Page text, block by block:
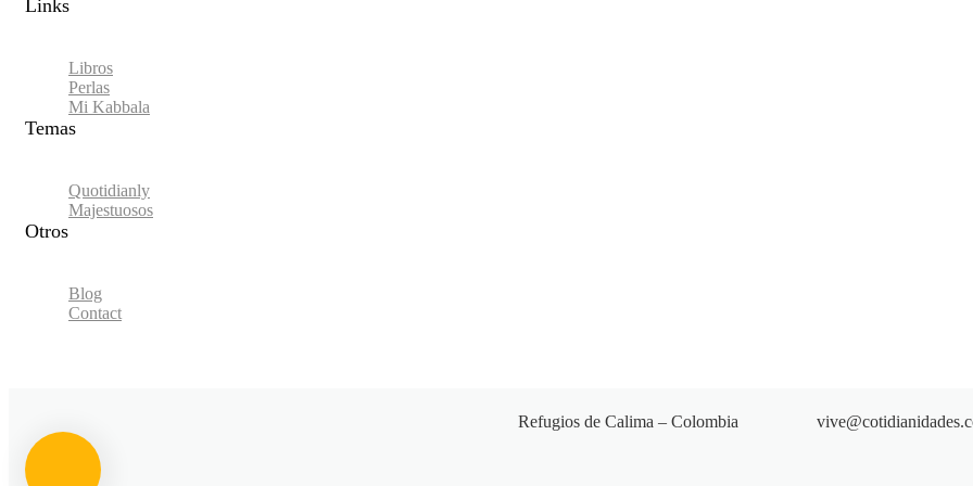
Links​
Libros
Perlas
Mi Kabbala
Temas
Quotidianly
Majestuosos
Otros
Blog
Contact
Refugios de Calima – Colombia